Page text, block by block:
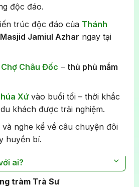
độc đáo.
trúc độc đáo của Thánh
Masjid Jamiul Azhar ngay tại
Chợ Châu Đốc – thủ phủ mắm
Xứvào buổi tối – thời khắc
khách được trải nghiệm.
và nghe kể về câu chuyện đôi
huyền bí.
ai?
du lịch tâm linh, muốn cầu
tràm Trà Sư